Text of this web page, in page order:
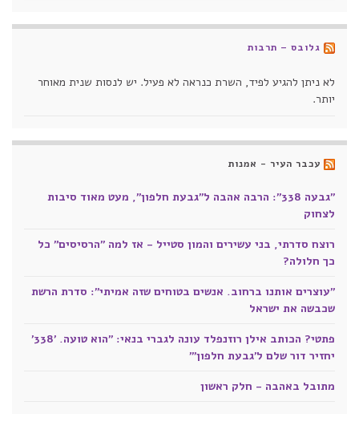
גלובס – תרבות
לא ניתן להגיע לפיד, השרת כנראה לא פעיל. יש לנסות שנית מאוחר
יותר.
עכבר העיר - אמנות
"גבעה 338": הרבה אהבה ל"גבעת חלפון", מעט מאוד סיבות
לצחוק
רוצח סדרתי, בני עשירים והמון סטייל - אז למה "הרסיסים" כל
כך חלולה?
"עוצרים אותנו ברחוב. אנשים בטוחים שזה אמיתי": סדרת הרשת
שכבשה את ישראל
פתטי? הכותב אילן רוזנפלד עונה לגברי בנאי: "הוא טועה. '338'
יחזיר דור שלם ל'גבעת חלפון'"
מתובל באהבה - חלק ראשון